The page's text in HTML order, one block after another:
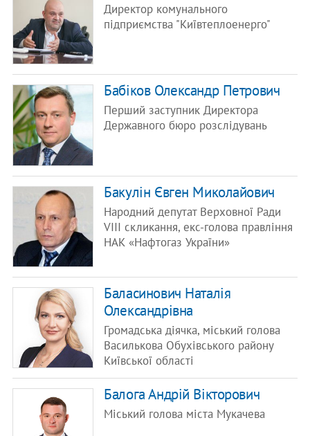
Директор комунального
підприємства "Київтеплоенерго"
Бабіков Олександр Петрович
Перший заступник Директора
Державного бюро розслідувань
Бакулін Євген Миколайович
Народний депутат Верховної Ради
VIII скликання, екс-голова правління
НАК «Нафтогаз України»
Баласинович Наталія
Олександрівна
Громадська діячка, міський голова
Василькова Обухівського району
Київської області
Балога Андрій Вікторович
Міський голова міста Мукачева